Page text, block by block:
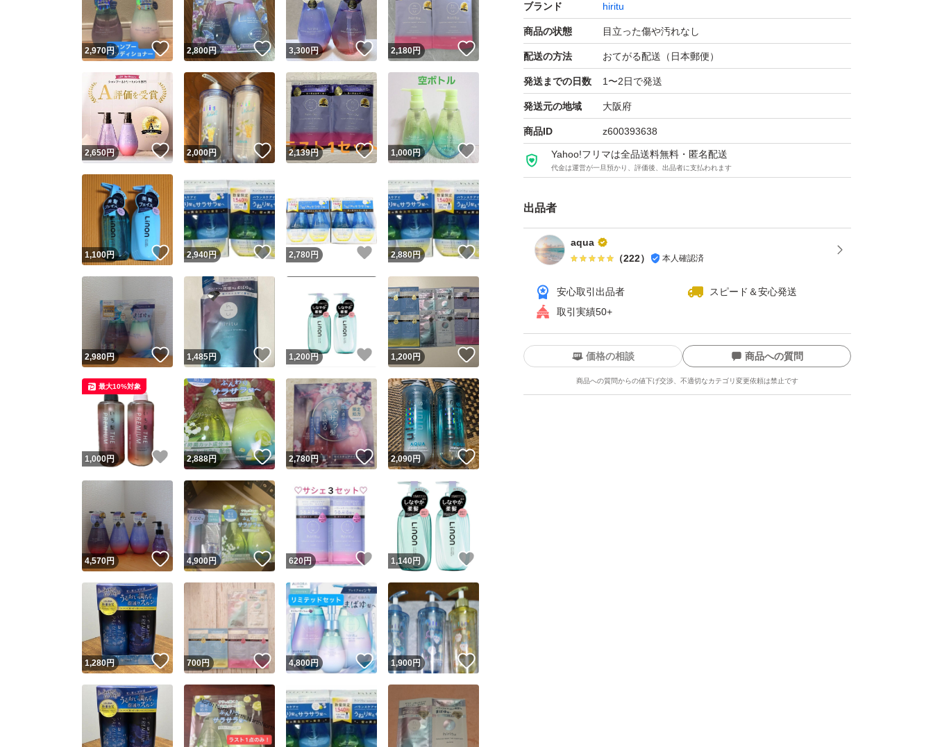
ブランド hiritu
商品の状態 目立った傷や汚れなし
配送の方法 おてがる配送（日本郵便）
発送までの日数 1〜2日で発送
発送元の地域 大阪府
商品ID z600393638
Yahoo!フリマは全品送料無料・匿名配送
代金は運営が一旦預かり、評価後、出品者に支払われます
出品者
aqua
（222） 本人確認済
安心取引出品者
スピード＆安心発送
取引実績50+
ユーザーの実績について
Yahoo!フリマが定めた一定の基準を満たしたユーザーにバッジを付与しています
安心取引出品者
安心取引出品者 Yahoo!フリマの基準をクリアした安心・安全なユーザーです
取引実績
取引実績◯+ このユーザーはYahoo!フリマの取引を完了させた実績があります
価格の相談 商品への質問
商品への質問からの値下げ交渉、不適切なカテゴリ変更依頼は禁止です
この商品の情報をコピーします
商品画像の無断転載は禁止されています
コピーは1商品につき1回 です
2,970円 いいね！
2,800円 いいね！
3,300円 いいね！
2,180円 いいね！
2,650円 いいね！
2,000円 いいね！
2,139円 いいね！
1,000円
1,100円 いいね！
2,940円 いいね！
2,780 円 いいね！
2,880円 いいね！
2,980円 いいね！
1,485円 いいね！
1,200 円 いいね！
1,200円
1,000円 いいね！
最大10%対象
2,888円 いいね！
2,780円 いいね！
2,090円 いいね！
4,570円 いいね！
4,900円 いいね！
620円 いいね！
1,140円
1,280円 いいね！
700円 いいね！
4,800円 いいね！
1,900円